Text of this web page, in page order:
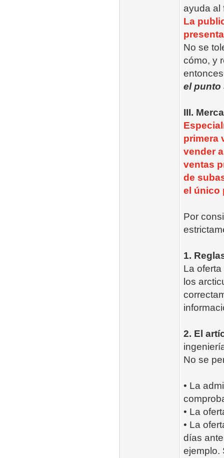
ayuda al
La
No se
cómo, y
el punto
III.
primera
vender
ventas
de
el único
Por
1.
La
los
2. El
No se
• La
• La
• La
días
ejemplo.